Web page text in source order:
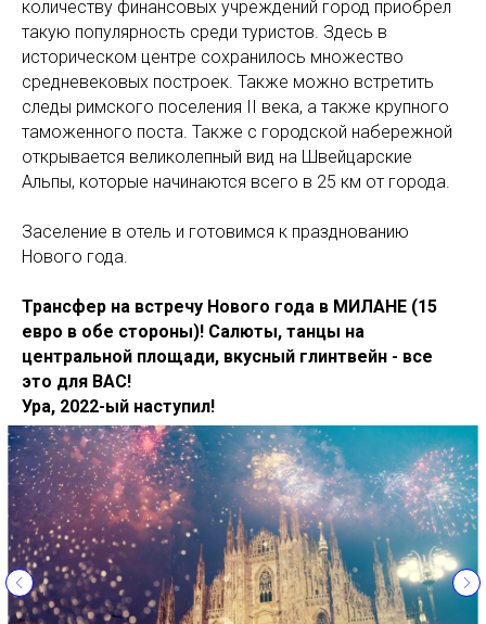
количеству финансовых учреждений город приобрел
такую популярность среди туристов. Здесь в
историческом центре сохранилось множество
средневековых построек. Также можно встретить
следы римского поселения II века, а также крупного
таможенного поста. Также с городской набережной
открывается великолепный вид на Швейцарские
Альпы, которые начинаются всего в 25 км от города.
Заселение в отель и готовимся к празднованию
Нового года.
Трансфер на встречу Нового года в МИЛАНЕ (15
евро в обе стороны)! Салюты, танцы на
центральной площади, вкусный глинтвейн - все
это для ВАС!
Ура, 2022-ый наступил!